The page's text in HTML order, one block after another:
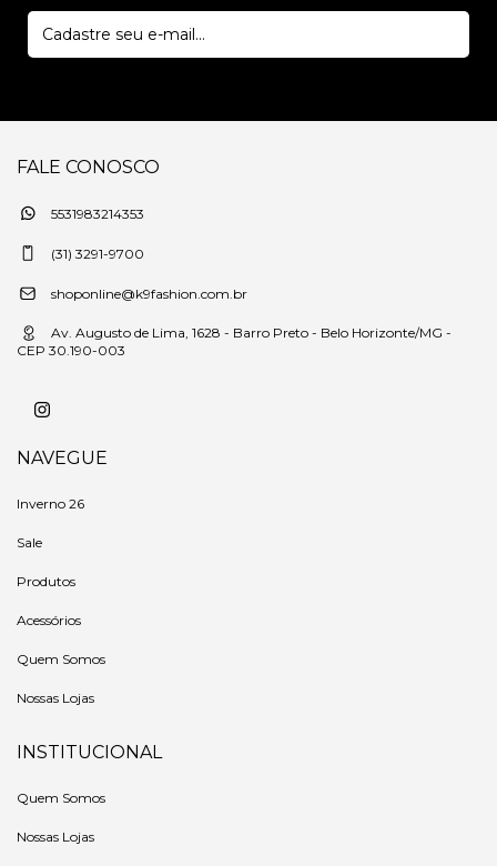
FALE CONOSCO
5531983214353
(31) 3291-9700
shoponline@k9fashion.com.br
Av. Augusto de Lima, 1628 - Barro Preto - Belo Horizonte/MG -
CEP 30.190-003
NAVEGUE
Inverno 26
Sale
Produtos
Acessórios
Quem Somos
Nossas Lojas
INSTITUCIONAL
Quem Somos
Nossas Lojas